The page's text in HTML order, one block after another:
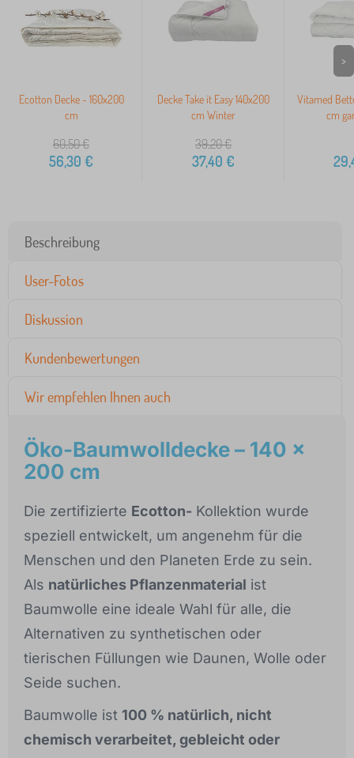
Ecotton Decke - 160x200
cm
60,50€
56,30 €
Decke Take it Easy 140x200
cm Winter
39,20€
37,40 €
Vitamed
cm
>
Beschreibung
User-Fotos
Diskussion
Kundenbewertungen
Wir empfehlen Ihnen auch
Öko-Baumwolldecke – 140 x
200 cm
Die zertifizierte Ecotton- Kollektion wurde
speziell entwickelt, um angenehm für die
Menschen und den Planeten Erde zu sein.
Als natürliches Pflanzenmaterial ist
Baumwolle eine ideale Wahl für alle, die
Alternativen zu synthetischen oder
tierischen Füllungen wie Daunen, Wolle oder
Seide suchen.
Baumwolle ist 100 % natürlich, nicht
chemisch verarbeitet, gebleicht oder